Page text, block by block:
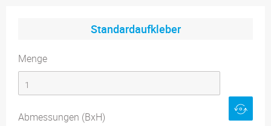
Standardaufkleber
Menge
Abmessungen (BxH)